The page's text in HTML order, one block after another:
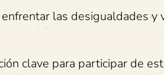
las desigualdades y
clave para participar de